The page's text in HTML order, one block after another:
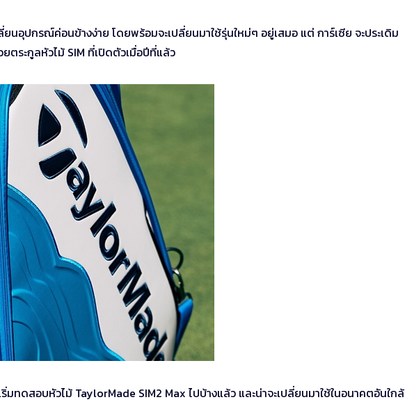
นอุปกรณ์ค่อนข้างง่าย โดยพร้อมจะเปลี่ยนมาใช้รุ่นใหม่ๆ อยู่เสมอ แต่ การ์เซีย จะประเดิม
ตระกูลหัวไม้ SIM ที่เปิดตัวเมื่อปีที่แล้ว
มทดสอบหัวไม้ TaylorMade SIM2 Max ไปบ้างแล้ว และน่าจะเปลี่ยนมาใช้ในอนาคตอันใกล้